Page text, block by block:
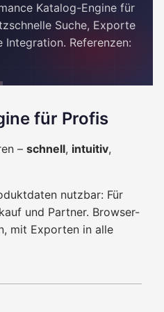
Katalog-Engine für
Suche, Exporte
Integration. Referenzen:
für Profis
– schnell, intuitiv,
nutzbar: Für
und Partner. Browser-
mit Exporten in alle